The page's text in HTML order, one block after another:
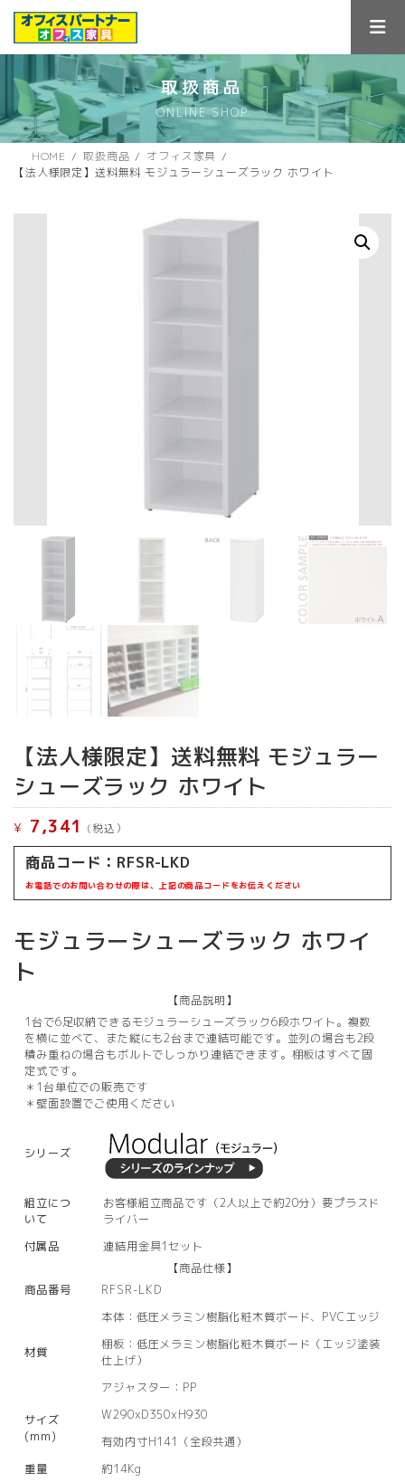
ス
キ
ン
に
取扱商品
ONLINE SHOP
HOME 取扱商品
オフィス家具
【法人様限定】送料無料 モジュラーシューズラック ホワイト
【法人様限定】送料無料 モジュラー
シューズラック ホワイト
¥ 7,341 (税込）
商品コード： RFSR-LKD
お電話でのお問い合わせの際は、上記の商品コードをお伝えください
モジュラーシューズラック ホワイ
ト
【商品説明】
1台で6足収納できるモジュラーシューズラック6段ホワイト。複数
を横に並べて、また縦にも2台まで連結可能です。並列の場合も2段
積み重ねの場合もボルトでしっかり連結できます。棚板はすべて固
定式です。
＊1台単位での販売です
＊壁面設置でご使用ください
シリーズ
組立につ
いて
お客様組立商品です（2人以上で約20分）要プラスド
ライバー
付属品
連結用金具1セット
【商品仕様】
商品番号
RFSR-LKD
材質
本体：低圧メラミン樹脂化粧木質ボード、PVCエッジ
棚板：低圧メラミン樹脂化粧木質ボード（エッジ塗装
仕上げ）
アジャスター：PP
サイズ
(mm)
W290xD350xH930
有効内寸H141（全段共通）
重量
約14Kg